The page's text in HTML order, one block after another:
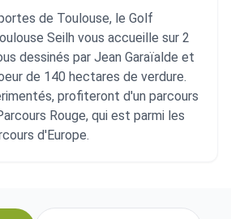
de Toulouse, le Golf
Seilh vous accueille sur 2
dessinés par Jean Garaïalde et
de 140 hectares de verdure.
profiteront d'un parcours
Rouge, qui est parmi les
d'Europe.